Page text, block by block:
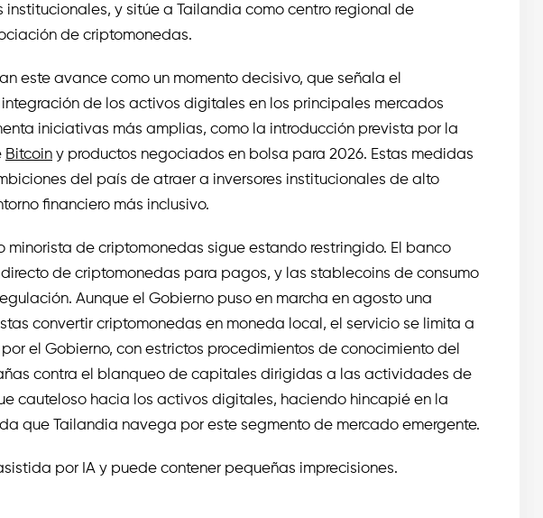
y sitúe a Tailandia como centro regional de
de criptomonedas.
este avance como un momento decisivo, que señala el
de los activos digitales en los principales mercados
iniciativas más amplias, como la introducción prevista por la
Bitcoin y productos negociados en bolsa para 2026. Estas medidas
del país de atraer a inversores institucionales de alto
financiero más inclusivo.
minorista de criptomonedas sigue estando restringido. El banco
de criptomonedas para pagos, y las stablecoins de consumo
Aunque el Gobierno puso en marcha en agosto una
convertir criptomonedas en moneda local, el servicio se limita a
el Gobierno, con estrictos procedimientos de conocimiento del
contra el blanqueo de capitales dirigidas a las actividades de
cauteloso hacia los activos digitales, haciendo hincapié en la
que Tailandia navega por este segmento de mercado emergente.
por IA y puede contener pequeñas imprecisiones.